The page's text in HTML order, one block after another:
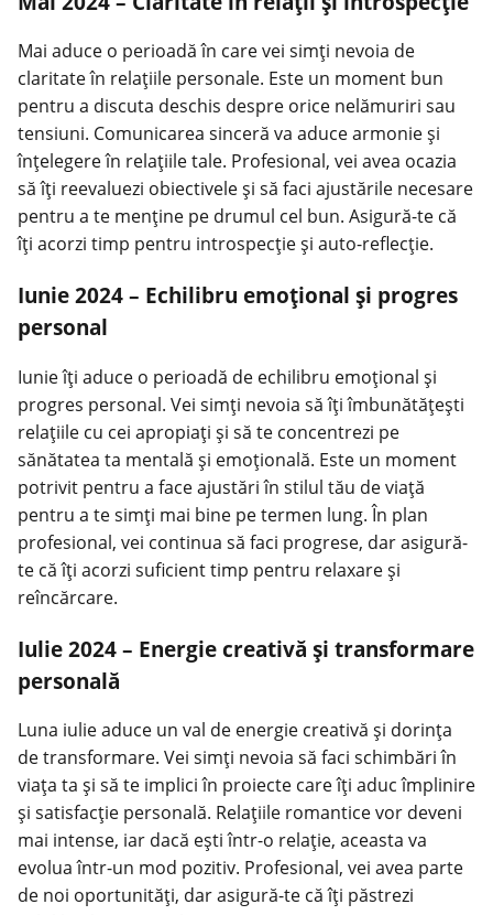
Mai aduce o perioadă în care vei simți nevoia de
claritate în relațiile personale. Este un moment bun
pentru a discuta deschis despre orice nelămuriri sau
tensiuni. Comunicarea sinceră va aduce armonie și
înțelegere în relațiile tale. Profesional, vei avea ocazia
să îți reevaluezi obiectivele și să faci ajustările necesare
pentru a te menține pe drumul cel bun. Asigură-te că
îți acorzi timp pentru introspecție și auto-reflecție.
Iunie 2024 – Echilibru emoțional și progres
personal
Iunie îți aduce o perioadă de echilibru emoțional și
progres personal. Vei simți nevoia să îți îmbunătățești
relațiile cu cei apropiați și să te concentrezi pe
sănătatea ta mentală și emoțională. Este un moment
potrivit pentru a face ajustări în stilul tău de viață
pentru a te simți mai bine pe termen lung. În plan
profesional, vei continua să faci progrese, dar asigură-
te că îți acorzi suficient timp pentru relaxare și
reîncărcare.
Iulie 2024 – Energie creativă și transformare
personală
Luna iulie aduce un val de energie creativă și dorința
de transformare. Vei simți nevoia să faci schimbări în
viața ta și să te implici în proiecte care îți aduc împlinire
și satisfacție personală. Relațiile romantice vor deveni
mai intense, iar dacă ești într-o relație, aceasta va
evolua într-un mod pozitiv. Profesional, vei avea parte
de noi oportunități, dar asigură-te că îți păstrezi